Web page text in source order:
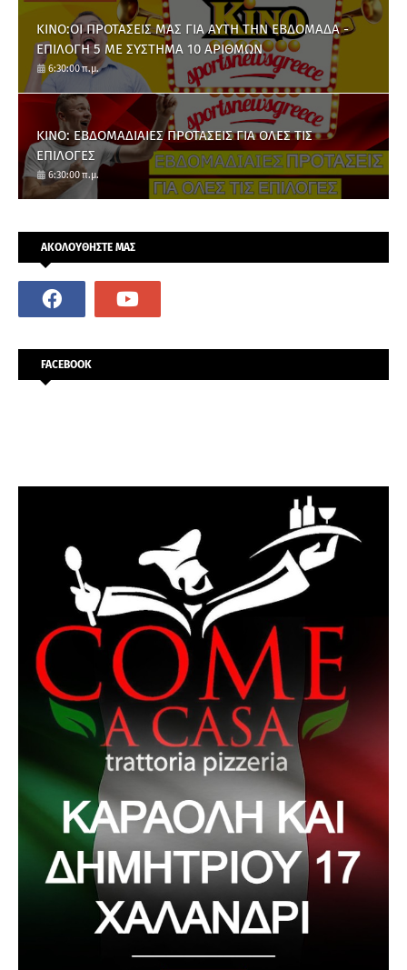
ΚΙΝΟ:ΟΙ ΠΡΟΤΑΣΕΙΣ ΜΑΣ ΓΙΑ ΑΥΤΗ ΤΗΝ ΕΒΔΟΜΑΔΑ -
ΕΠΙΛΟΓΗ 5 ΜΕ ΣΥΣΤΗΜΑ 10 ΑΡΙΘΜΩΝ
6:30:00 π.μ.
ΚΙΝΟ: ΕΒΔΟΜΑΔΙΑΙΕΣ ΠΡΟΤΑΣΕΙΣ ΓΙΑ ΟΛΕΣ ΤΙΣ
ΕΠΙΛΟΓΕΣ
6:30:00 π.μ.
ΑΚΟΛΟΥΘΗΣΤΕ ΜΑΣ
FACEBOOK